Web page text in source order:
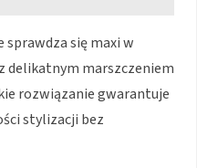
się maxi w
delikatnym marszczeniem
rozwiązanie gwarantuje
stylizacji bez